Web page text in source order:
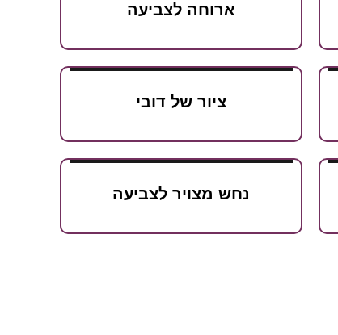
ארוחה לצביעה
ציור של דובי
נחש מצויר לצביעה